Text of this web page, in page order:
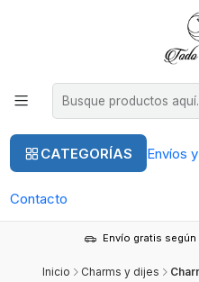
CATEGORÍAS Envíos
Contacto
Envío gratis
Inicio Charms y dijes